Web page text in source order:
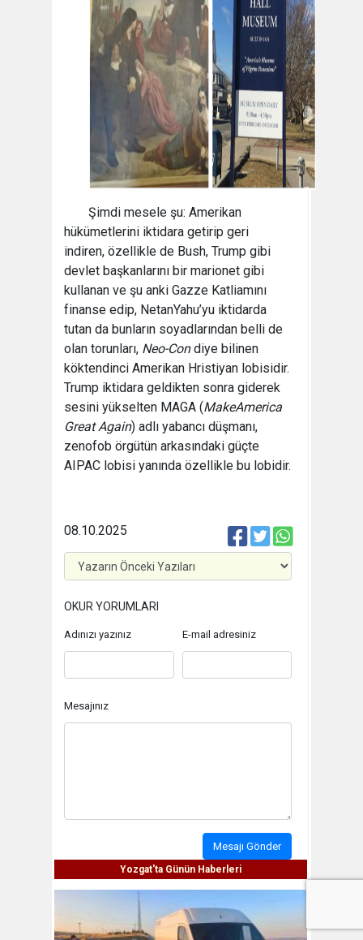
Şimdi mesele şu: Amerikan
hükümetlerini iktidara getirip geri
indiren, özellikle de Bush, Trump gibi
devlet başkanlarını bir marionet gibi
kullanan ve şu anki Gazze Katliamını
finanse edip, NetanYahu’yu iktidarda
tutan da bunların soyadlarından belli de
olan torunları, Neo-Condiye bilinen
köktendinci Amerikan Hristiyan lobisidir.
Trump iktidara geldikten sonra giderek
sesini yükselten MAGA (MakeAmerica
Great Again) adlı yabancı düşmanı,
zenofob örgütün arkasındaki güçte
AIPAC lobisi yanında özellikle bu lobidir.
08.10.2025
OKUR YORUMLARI
Adınızı yazınız E-mail adresiniz
Mesajınız
Mesajı Gönder
Yozgat'ta Günün Haberleri